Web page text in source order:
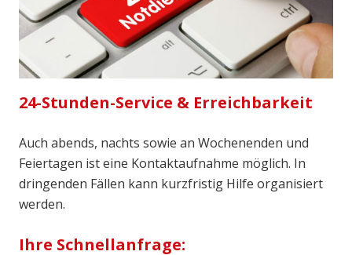
24-Stunden-Service & Erreichbarkeit
Auch abends, nachts sowie an Wochenenden und
Feiertagen ist eine Kontaktaufnahme möglich. In
dringenden Fällen kann kurzfristig Hilfe organisiert
werden.
Ihre Schnellanfrage: